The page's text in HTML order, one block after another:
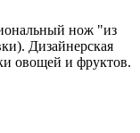
нож "из
Дизайнерская
овощей и фруктов.